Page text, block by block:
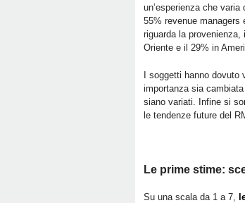
un’esperienza che
55% revenue
riguarda la
Oriente e il 29% in
I soggetti hanno
importanza sia
siano variati. Infine si
le tendenze future del
Le prime stime:
Su una scala da 1 a 7,